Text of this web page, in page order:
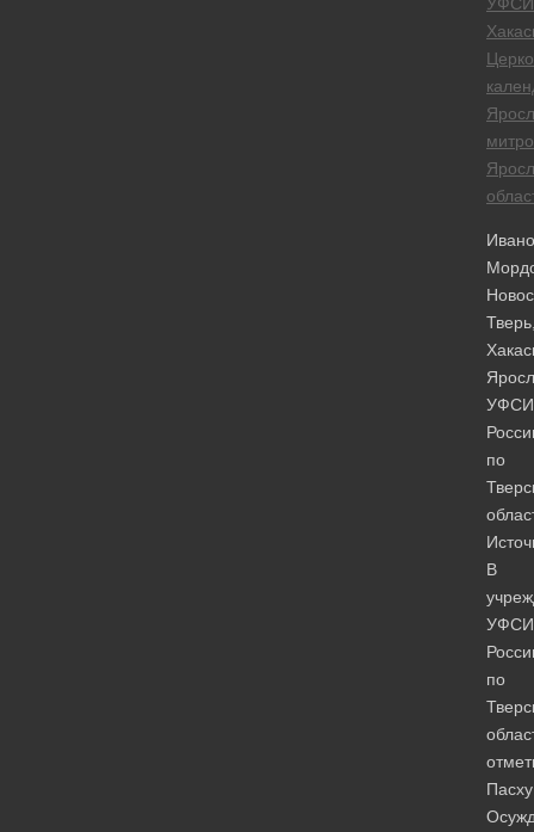
по
В
по
Пасху